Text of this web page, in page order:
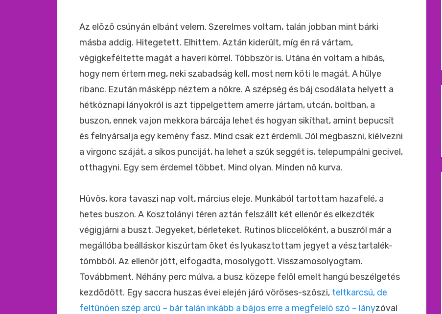
Az elõzõ csúnyán elbánt velem. Szerelmes voltam, talán jobban mint bárki
másba addig. Hitegetett. Elhittem. Aztán kiderült, míg én rá vártam,
végigkeféltette magát a haveri körrel. Többször is. Utána én voltam a hibás,
hogy nem értem meg, neki szabadság kell, most nem köti le magát. A hülye
ribanc. Ezután másképp néztem a nõkre. A szépség és báj csodálata helyett a
hétköznapi lányokról is azt tippelgettem amerre jártam, utcán, boltban, a
buszon, ennek vajon mekkora bárcája lehet és hogyan sikíthat, amint bepucsít
és felnyársalja egy kemény fasz. Mind csak ezt érdemli. Jól megbaszni, kiélvezni
a virgonc száját, a síkos punciját, ha lehet a szûk seggét is, telepumpálni gecivel,
otthagyni. Egy sem érdemel többet. Mind olyan. Minden nõ kurva.
Hûvös, kora tavaszi nap volt, március eleje. Munkából tartottam hazafelé, a
hetes buszon. A Kosztolányi téren aztán felszállt két ellenõr és elkezdték
végigjárni a buszt. Jegyeket, bérleteket. Rutinos bliccelõként, a buszról már a
megállóba beálláskor kiszúrtam õket és lyukasztottam jegyet a vésztartalék-
tömbbõl. Az ellenõr jött, elfogadta, mosolygott. Visszamosolyogtam.
Továbbment. Néhány perc múlva, a busz közepe felõl emelt hangú beszélgetés
kezdõdött. Egy saccra huszas évei elején járó vöröses-szöszi, teltkarcsú, de
feltûnõen szép arcú – bár talán inkább a bájos erre a megfelelõ szó – lányzóval